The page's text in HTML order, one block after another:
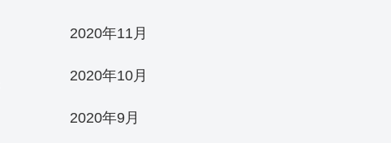
2020年11月
2020年10月
2020年9月